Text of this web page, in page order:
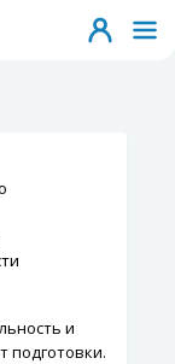
и
подготовки.